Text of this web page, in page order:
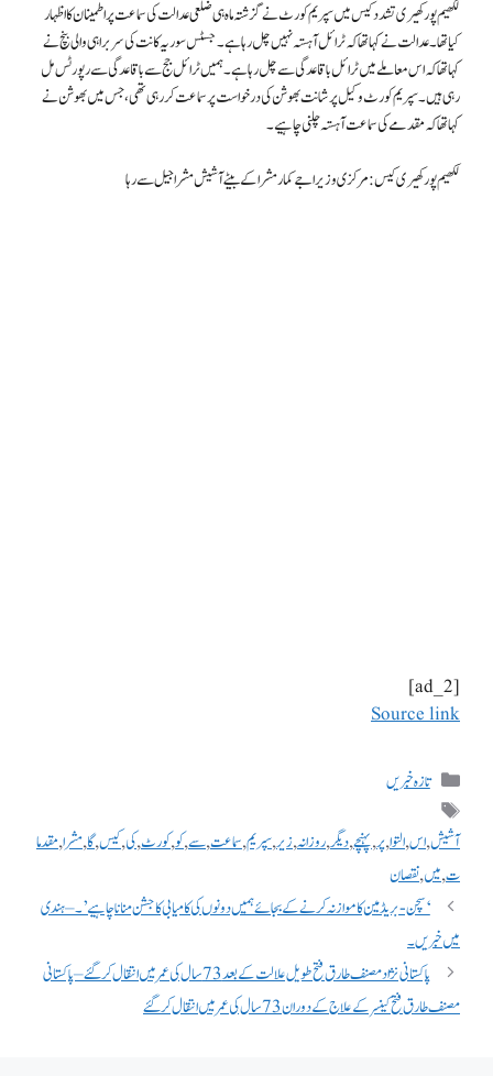
لکھیم پور کھیری تشدد کیس میں سپریم کورٹ نے گزشتہ ماہ ہی ضلعی عدالت کی سماعت پر اطمینان کا اظہار
کیا تھا۔ عدالت نے کہا تھا کہ ٹرائل آہستہ نہیں چل رہا ہے۔جسٹس سوریہ کانت کی سربراہی والی بنچ نے
کہا تھا کہ اس معاملے میں ٹرائل باقاعدگی سے چل رہا ہے۔ ہمیں ٹرائل جج سے باقاعدگی سے رپورٹس مل
رہی ہیں۔ سپریم کورٹ وکیل پرشانت بھوشن کی درخواست پر سماعت کر رہی تھی، جس میں بھوشن نے
کہا تھا کہ مقدمے کی سماعت آہستہ چلنی چاہیے۔
لکھیم پور کھیری کیس: مرکزی وزیر اجے کمار مشرا کے بیٹے آشیش مشرا جیل سے رہا
[ad_2]
Source link
تازہ خبریں
آشیش,اس,التوا,پر,پہنچے,دیگر,روزانہ,زیر,سپریم,سماعت,سے,کو,کورٹ,کی,کیس,گا,مشرا,مقدما
ت,میں,نقصان
‘سچن-بریڈمین کا موازنہ کرنے کے بجائے ہمیں دونوں کی کامیابی کا جشن منانا چاہیے’۔ – ہندی
میں خبریں۔
پاکستانی نژاد مصنف طارق فتح طویل علالت کے بعد 73 سال کی عمر میں انتقال کر گئے – پاکستانی
مصنف طارق فتح کینسر کے علاج کے دوران 73 سال کی عمر میں انتقال کر گئے